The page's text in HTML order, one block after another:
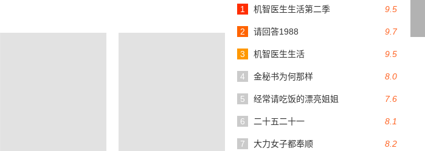
9.5
1 机智医生生活第二季
9.7
2 请回答1988
9.5
3 机智医生生活
8.0
4 金秘书为何那样
7.6
5 经常请吃饭的漂亮姐姐
8.1
6 二十五二十一
8.2
7 大力女子都奉顺